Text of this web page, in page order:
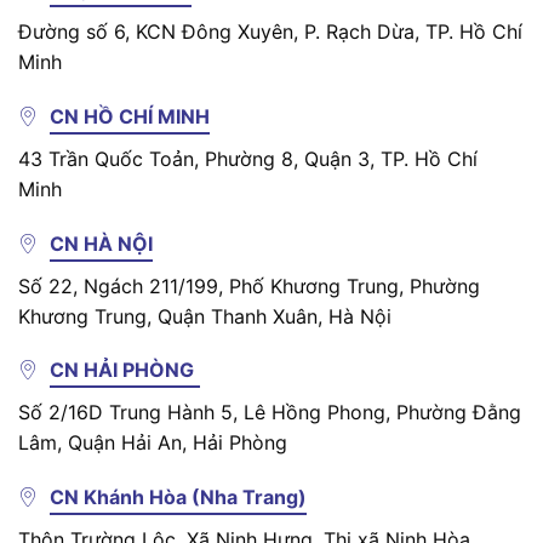
Đường số 6, KCN Đông Xuyên, P. Rạch Dừa, TP. Hồ Chí
Minh
CN HỒ CHÍ MINH
43 Trần Quốc Toản, Phường 8, Quận 3, TP. Hồ Chí
Minh
CN HÀ NỘI
Số 22, Ngách 211/199, Phố Khương Trung, Phường
Khương Trung, Quận Thanh Xuân, Hà Nội
CN HẢI PHÒNG
Số 2/16D Trung Hành 5, Lê Hồng Phong, Phường Đằng
Lâm, Quận Hải An, Hải Phòng
CN Khánh Hòa (Nha Trang)